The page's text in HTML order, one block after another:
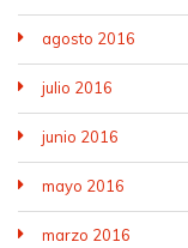
agosto 2016
julio 2016
junio 2016
mayo 2016
marzo 2016